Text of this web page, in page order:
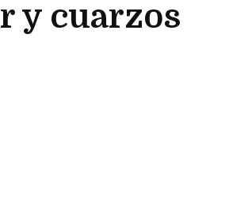
OUTLET 50€
y cuarzos